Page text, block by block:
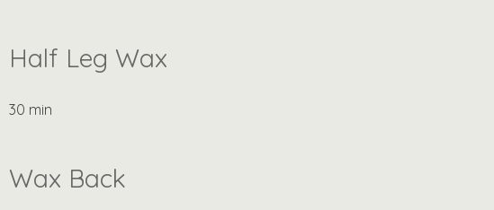
Half Leg Wax
30 min
Wax Back